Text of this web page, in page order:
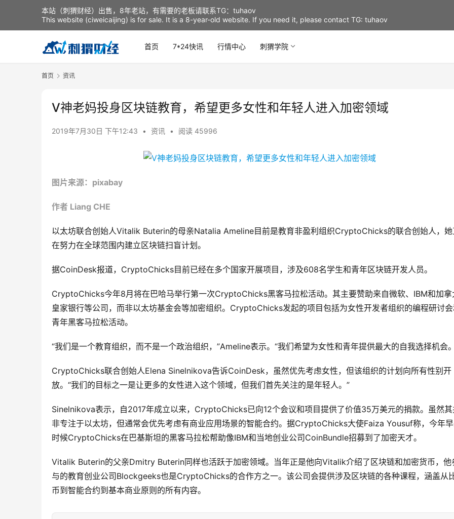
首页 7*24快讯 行情中心 刺猬学院
首页 资讯
V神老妈投身区块链教育，希望更多女性和年轻人进入加密领域
2019年7月30日 下午12:43 • 资讯 • 阅读 45996
图片来源：pixabay
作者 Liang CHE
以太坊联合创始人Vitalik Buterin的母亲Natalia Ameline目前是教育非盈利组织CryptoChicks的联合创始人，她
在努力在全球范围内建立区块链扫盲计划。
据CoinDesk报道，CryptoChicks目前已经在多个国家开展项目，涉及608名学生和青年区块链开发人员。
CryptoChicks今年8月将在巴哈马举行第一次CryptoChicks黑客马拉松活动。其主要赞助来自微软、IBM和加拿
皇家银行等公司，而非以太坊基金会等加密组织。CryptoChicks发起的项目包括为女性开发者组织的编程研讨
青年黑客马拉松活动。
“我们是一个教育组织，而不是一个政治组织，”Ameline表示。“我们希望为女性和青年提供最大的自我选择机会
CryptoChicks联合创始人Elena Sinelnikova告诉CoinDesk，虽然优先考虑女性，但该组织的计划向所有性别开
放。“我们的目标之一是让更多的女性进入这个领域，但我们首先关注的是年轻人。”
Sinelnikova表示，自2017年成立以来，CryptoChicks已向12个会议和项目提供了价值35万美元的捐款。虽然
非专注于以太坊，但通常会优先考虑有商业应用场景的智能合约。据CryptoChicks大使Faiza Yousuf称，今年
时候CryptoChicks在巴基斯坦的黑客马拉松帮助像IBM和当地创业公司CoinBundle招募到了加密天才。
Vitalik Buterin的父亲Dmitry Buterin同样也活跃于加密领域。当年正是他向Vitalik介绍了区块链和加密货币，他
与的教育创业公司Blockgeeks也是CryptoChicks的合作方之一。该公司会提供涉及区块链的各种课程，涵盖从
币到智能合约到基本商业原则的所有内容。
本站（刺猬财经）出售，8年老站，有需要的老板请联系TG：tuhaov
This website (ciweicaijing) is for sale. It is a 8-year-old website. If you need it, please contact TG: tuhaov